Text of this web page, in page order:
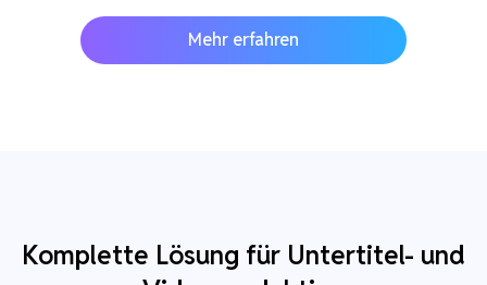
Mehr erfahren
Komplette Lösung für Untertitel- und